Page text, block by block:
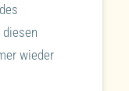
wieder